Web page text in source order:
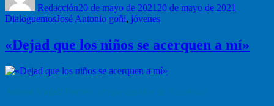
Con
gestos,
símbolos”
Redacción20 de mayo de 2021 20 de mayo de 2021
DialoguemosEtiquetas
José Antonio goñi, jóvenes
«Dejad que los niños se acerquen a mí»